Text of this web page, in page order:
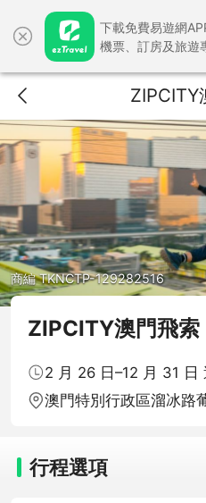
下載免費易遊網
機票、訂房及旅遊
ZIPCITY
商編 TKNCTP-129282516
ZIPCITY澳門飛索
2 月 26 日–12 月 31
澳門特別行政區溜冰路
行程選項